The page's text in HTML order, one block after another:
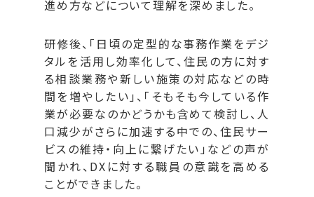
進め方などについて理解を深めました。
研修後、「日頃の定型的な事務作業をデジ
タルを活用し効率化して、住民の方に対す
る相談業務や新しい施策の対応などの時
間を増やしたい」、「そもそも今している作
業が必要なのかどうかも含めて検討し、人
口減少がさらに加速する中での、住民サー
ビスの維持・向上に繋げたい」などの声が
聞かれ、DXに対する職員の意識を高める
ことができました。